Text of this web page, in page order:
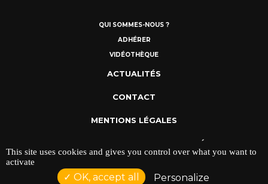
QUI SOMMES-NOUS ?
ADHÉRER
VIDÉOTHÈQUE
ACTUALITÉS
CONTACT
MENTIONS LÉGALES
POLITIQUE DE CONFIDENTIALITÉ
This site uses cookies and gives you control over what you want to
activate
OK, accept all Personalize